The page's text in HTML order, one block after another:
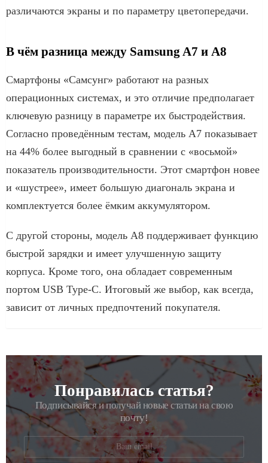
различаются экраны и по параметру цветопередачи.
В чём разница между Samsung A7 и A8
Смартфоны «Самсунг» работают на разных
операционных системах, и это отличие предполагает
ключевую разницу в параметре их быстродействия.
Согласно проведённым тестам, модель А7 показывает
на 44% более выгодный в сравнении с «восьмой»
показатель производительности. Этот смартфон новее
и «шустрее», имеет большую диагональ экрана и
комплектуется более ёмким аккумулятором.
С другой стороны, модель А8 поддерживает функцию
быстрой зарядки и имеет улучшенную защиту
корпуса. Кроме того, она обладает современным
портом USB Type-C. Итоговый же выбор, как всегда,
зависит от личных предпочтений покупателя.
РАССЫЛКАПонравилась статья?
Подписывайся и получай новые статьи на свою
почту!